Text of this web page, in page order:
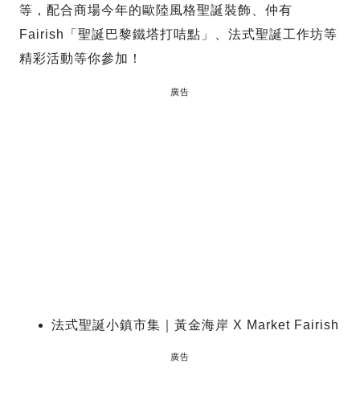
等，配合商場今年的歐陸風格聖誕裝飾、仲有
Fairish「聖誕巴黎鐵塔打咭點」、法式聖誕工作坊等
精彩活動等你參加！
廣告
法式聖誕小鎮市集｜黃金海岸 X Market Fairish
廣告